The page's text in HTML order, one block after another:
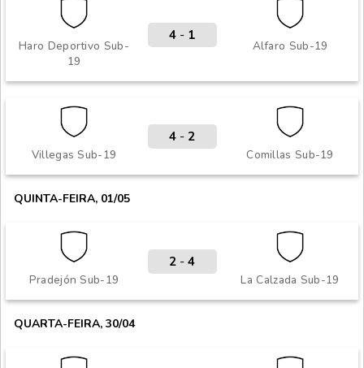
Haro Deportivo Sub-
19
Alfaro Sub-19
4 - 1
Villegas Sub-19 Comillas Sub-19
4 - 2
QUINTA-FEIRA, 01/05
Pradejón Sub-19 La Calzada Sub-19
2 - 4
QUARTA-FEIRA, 30/04